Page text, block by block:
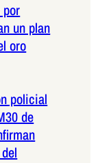
un plan
oro
policial
de